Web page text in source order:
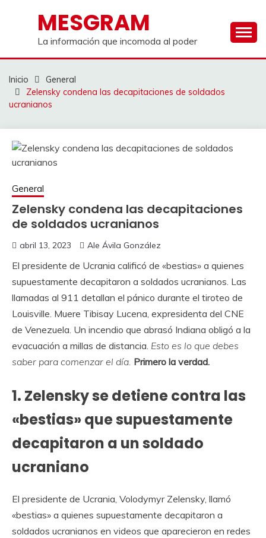
contenidoMESGRAM
La información que incomoda al poder
Inicio
General
Zelensky condena las decapitaciones de soldados
ucranianos
General
Zelensky condena las decapitaciones
de soldados ucranianos
abril 13, 2023 Ale Ávila González
El presidente de Ucrania calificó de «bestias» a quienes
supuestamente decapitaron a soldados ucranianos. Las
llamadas al 911 detallan el pánico durante el tiroteo de
Louisville. Muere Tibisay Lucena, expresidenta del CNE
de Venezuela. Un incendio que abrasó Indiana obligó a la
evacuación a millas de distancia. Esto es lo que debes
saber para comenzar el día. Primero la verdad.
1. Zelensky se detiene contra las
«bestias» que supuestamente
decapitaron a un soldado
ucraniano
El presidente de Ucrania, Volodymyr Zelensky, llamó
«bestias» a quienes supuestamente decapitaron a
soldados ucranianos en videos que aparecieron en redes